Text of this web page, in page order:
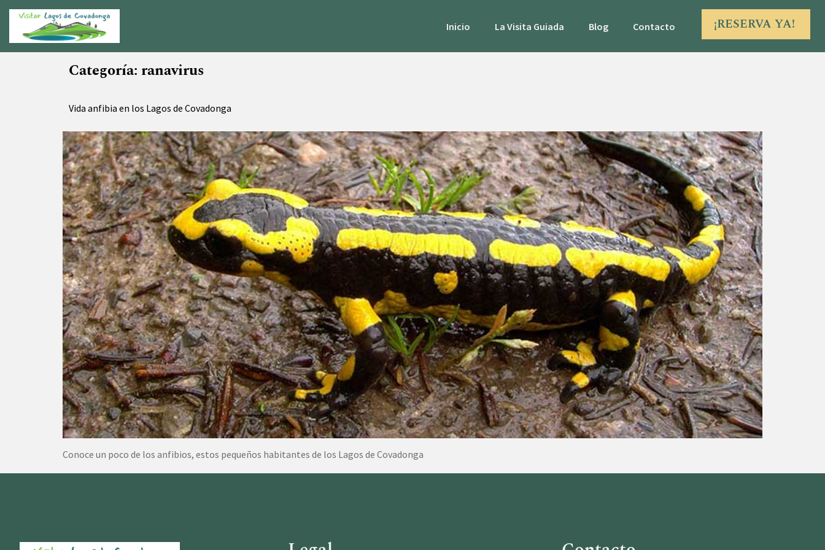
Inicio La Visita Guiada Blog Contacto ¡RESERVA YA!
Categoría: ranavirus
Vida anfibia en los Lagos de Covadonga
Conoce un poco de los anfibios, estos pequeños habitantes de los Lagos de Covadonga